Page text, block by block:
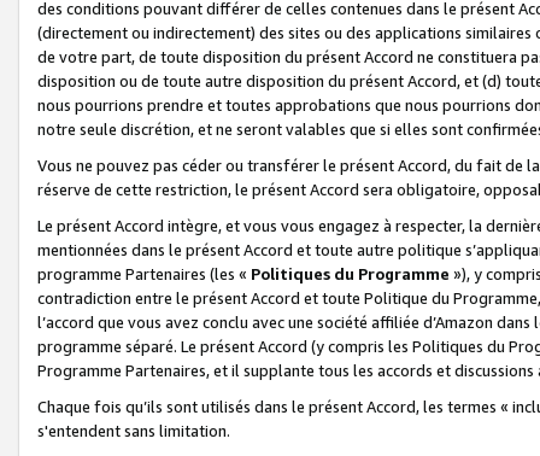
des conditions pouvant différer de celles contenues dans le présent
(directement ou indirectement) des sites ou des applications
de votre part, de toute disposition du présent Accord ne constituera
disposition ou de toute autre disposition du présent Accord, et (d)
nous pourrions prendre et toutes approbations que nous pourrions
notre seule discrétion, et ne seront valables que si elles sont
Vous ne pouvez pas céder ou transférer le présent Accord, du fait de
réserve de cette restriction, le présent Accord sera obligatoire,
Le présent Accord intègre, et vous vous engagez à respecter, la
mentionnées dans le présent Accord et toute autre politique
programme Partenaires (les « Politiques du Programme »), y
contradiction entre le présent Accord et toute Politique du
l’accord que vous avez conclu avec une société affiliée d’Amazon
programme séparé. Le présent Accord (y compris les Politiques du
Programme Partenaires, et il supplante tous les accords et discussions
Chaque fois qu’ils sont utilisés dans le présent Accord, les termes «
s'entendent sans limitation.